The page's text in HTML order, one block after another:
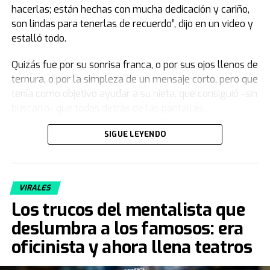
hacerlas; están hechas con mucha dedicación y cariño,
son lindas para tenerlas de recuerdo”, dijo en un video y
estalló todo.
Quizás fue por su sonrisa franca, o por sus ojos llenos de
ternura, o por la simpleza de un mensaje corto, pero que
tenía como objetivo ayudar a su nieta, que consiguió -sin
lagrimearan y sintieran ese cosquilleo en el corazón de
eso que no termina de explicarse con palabras.
Camila quiso sacarlo de un mal momento, le pidió que le
encendió la cámara sin saber que iba a llevarse para
siempreun recuerdo invaluable.
La historia de Félix y Camila
Cuando volvía del colegio, los fines de semana y
SIGUE LEYENDO
VIRALES
Los trucos del mentalista que
deslumbra a los famosos: era
oficinista y ahora llena teatros